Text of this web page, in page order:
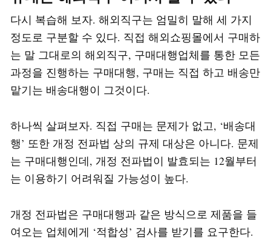
다시 복습해 보자. 해외직구는 엄밀히 말해 세 가지
정도로 구분할 수 있다. 직접 해외쇼핑몰에서 구매하
는 말 그대로의 해외직구, 구매대행업체를 통한 모든
과정을 진행하는 구매대행, 구매는 직접 하고 배송만
맡기는 배송대행이 그것이다.
하나씩 살펴보자. 직접 구매는 문제가 없고, ‘배송대
행’ 또한 개정 전파법 상의 규제 대상은 아니다. 문제
는 구매대행인데, 개정 전파법이 발효되는 12월부터
는 이용하기 어려워질 가능성이 높다.
개정 전파법은 구매대행과 같은 방식으로 제품을 들
여오는 업체에게 ‘적합성’ 검사를 받기를 요구한다.